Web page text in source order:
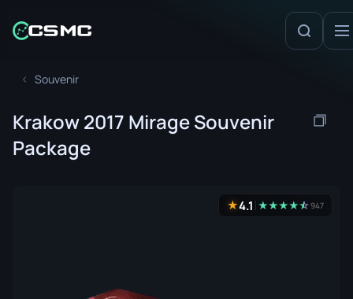
Souvenir
Krakow 2017 Mirage Souvenir
Package
★4.1 ★★★★★
☆947